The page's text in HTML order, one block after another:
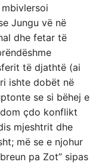
Jungu vë në
dhe fetar të
të djathtë (ai
ishte dobët në
se si bëhej e
çdo konflikt
mjeshtrit dhe
më se e njohur
pa Zot” sipas